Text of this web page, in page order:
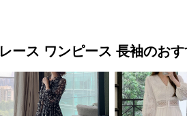
レース ワンピース 長袖のお